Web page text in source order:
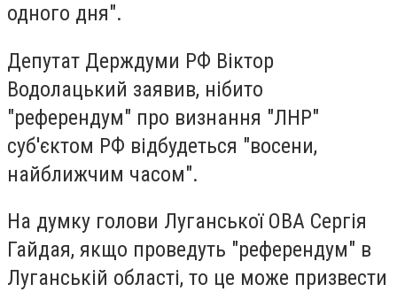
одного дня".
Депутат Держдуми РФ Віктор
Водолацький заявив, нібито
"референдум" про визнання "ЛНР"
суб'єктом РФ відбудеться "восени,
найближчим часом".
На думку голови Луганської ОВА Сергія
Гайдая, якщо проведуть "референдум" в
Луганській області, то це може призвести